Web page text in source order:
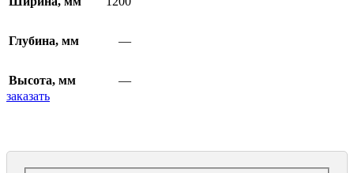
Глубина, мм —
Высота, мм
—
заказать